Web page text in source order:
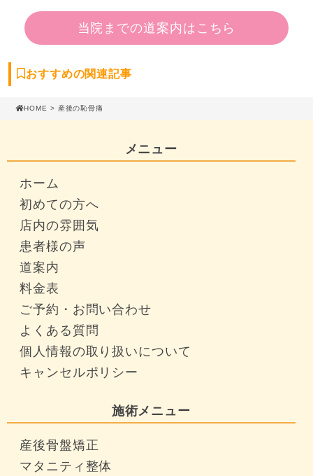
当院までの道案内はこちら
おすすめの関連記事
HOME > 産後の恥骨痛
メニュー
ホーム
初めての方へ
店内の雰囲気
患者様の声
道案内
料金表
ご予約・お問い合わせ
よくある質問
個人情報の取り扱いについて
キャンセルポリシー
施術メニュー
産後骨盤矯正
マタニティ整体